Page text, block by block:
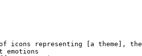
icons representing [a theme],